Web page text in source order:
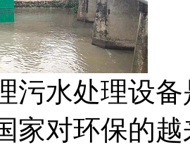
污水处理设
家对环保的